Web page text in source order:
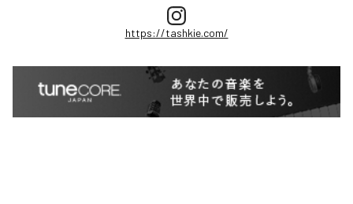
https://tashkie.com/